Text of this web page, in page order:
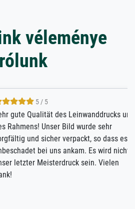
véleménye
rólunk
5
des Leinwanddrucks und
Unser Bild wurde sehr
verpackt, so dass es
uns ankam. Es wird nicht
sein. Vielen